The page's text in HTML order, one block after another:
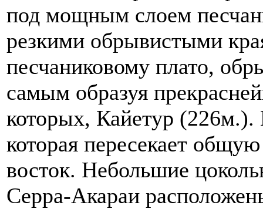
под мощным слоем
резкими обрывистыми
песчаниковому плато,
самым образуя
которых, Кайетур
которая пересекает
восток. Небольшие
Серра-Акараи